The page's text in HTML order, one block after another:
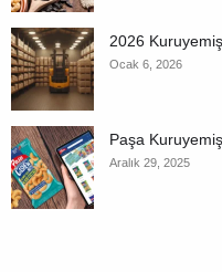
2026
Ocak 6, 2026
Paşa
Aralık 29, 2025